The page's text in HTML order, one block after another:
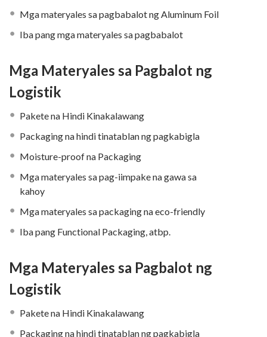
Mga materyales sa pagbabalot ng Aluminum Foil
Iba pang mga materyales sa pagbabalot
Mga Materyales sa Pagbalot ng
Logistik
Pakete na Hindi Kinakalawang
Packaging na hindi tinatablan ng pagkabigla
Moisture-proof na Packaging
Mga materyales sa pag-iimpake na gawa sa
kahoy
Mga materyales sa packaging na eco-friendly
Iba pang Functional Packaging, atbp.
Mga Materyales sa Pagbalot ng
Logistik
Pakete na Hindi Kinakalawang
Packaging na hindi tinatablan ng pagkabigla